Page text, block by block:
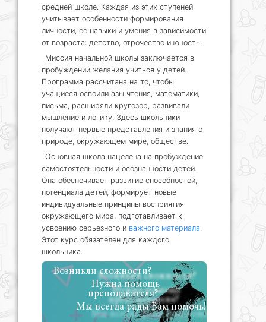
средней школе. Каждая из этих ступеней
учитывает особенности формирования
личности, ее навыки и умения в зависимости
от возраста: детство, отрочество и юность.
Миссия начальной школы заключается в
пробуждении желания учиться у детей.
Программа рассчитана на то, чтобы
учащиеся освоили азы чтения, математики,
письма, расширяли кругозор, развивали
мышление и логику. Здесь школьники
получают первые представления и знания о
природе, окружающем мире, обществе.
Основная школа нацелена на пробуждение
самостоятельности и осознанности детей.
Она обеспечивает развитие способностей,
потенциала детей, формирует новые
индивидуальные принципы восприятия
окружающего мира, подготавливает к
усвоению серьезного и важного материала.
Этот курс обязателен для каждого
школьника.
Возникли сложности?
Нужна помощь
преподавателя?
Мы всегда рады Вам помочь!